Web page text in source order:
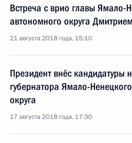
Встреча с врио главы Ямало-
автономного округа
21 августа 2018 года, 15:10
Президент внёс кандидатуры
губернатора Ямало-
округа
17 августа 2018 года, 17:30